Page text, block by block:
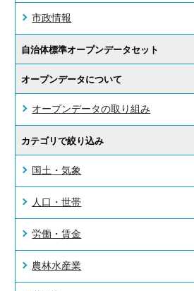
市政情報
自治体標準オープンデータセット
オープンデータについて
オープンデータの取り組み
カテゴリで絞り込み
国土・気象
人口・世帯
労働・賃金
農林水産業